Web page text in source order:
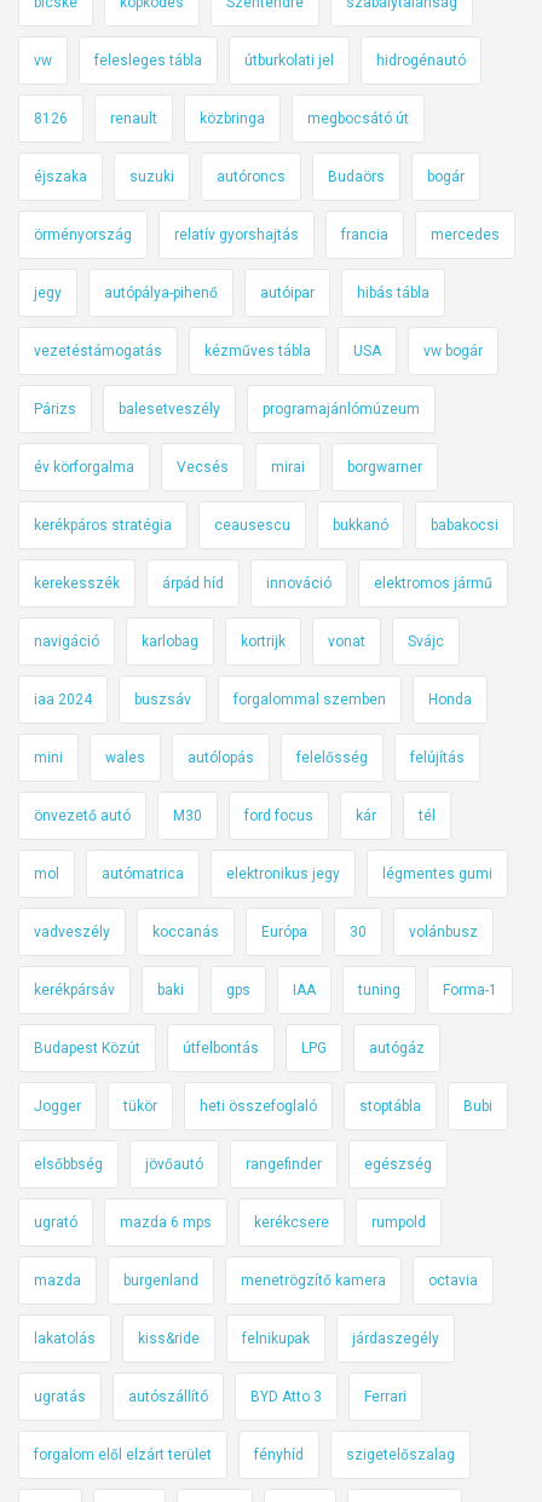
vw felesleges tábla útburkolati jel hidrogénautó
8126 renault közbringa megbocsátó út
éjszaka suzuki autóroncs Budaörs bogár
örményország relatív gyorshajtás francia mercedes
jegy autópálya-pihenő autóipar hibás tábla
vezetéstámogatás kézműves tábla USA vw bogár
Párizs balesetveszély programajánlómúzeum
év körforgalma Vecsés mirai borgwarner
kerékpáros stratégia ceausescu bukkanó babakocsi
kerekesszék árpád híd innováció elektromos jármű
navigáció karlobag kortrijk vonat Svájc
iaa 2024 buszsáv forgalommal szemben Honda
mini wales autólopás felelősség felújítás
önvezető autó M30 ford focus kár tél
mol autómatrica elektronikus jegy légmentes gumi
vadveszély koccanás Európa 30 volánbusz
kerékpársáv baki gps IAA tuning Forma-1
Budapest Közút útfelbontás LPG autógáz
Jogger tükör heti összefoglaló stoptábla Bubi
elsőbbség jövőautó rangefinder egészség
ugrató mazda 6 mps kerékcsere rumpold
mazda burgenland menetrögzítő kamera octavia
lakatolás kiss&ride felnikupak járdaszegély
ugratás autószállító BYD Atto 3 Ferrari
forgalom elől elzárt terület fényhíd szigetelőszalag